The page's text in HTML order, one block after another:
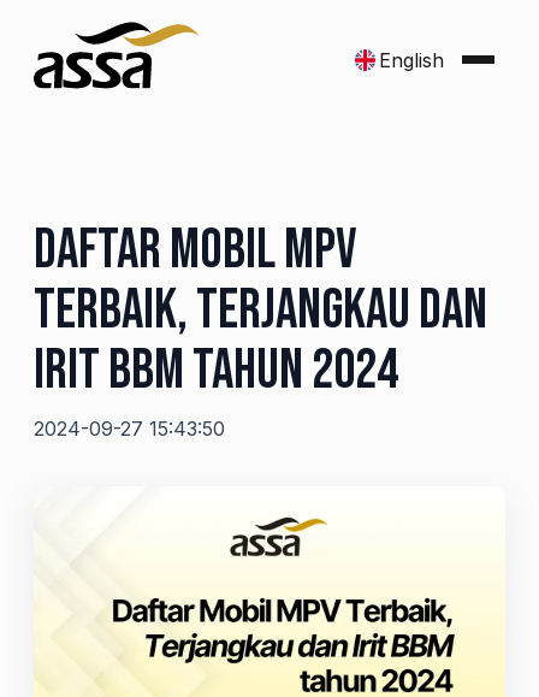
English
Daftar Mobil MPV
Terbaik, Terjangkau dan
Irit BBM tahun 2024
2024-09-27 15:43:50